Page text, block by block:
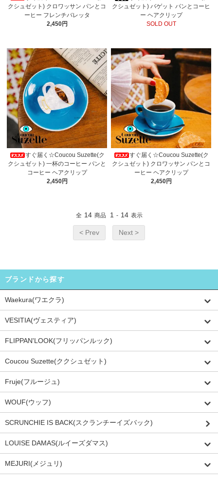
クシュゼット) クロワッサン パンとコ
ーヒー フレンチバレッタ
2,450円
クシュゼット) バゲット パンとコーヒ
ー ヘアクリップ
SOLD OUT
すぐ届く☆Coucou Suzette(ク
クシュゼット) 一杯のコーヒー パンと
コーヒー ヘアクリップ
2,450円
すぐ届く☆Coucou Suzette(ク
クシュゼット) クロワッサン パンとコ
ーヒー ヘアクリップ
2,450円
全 14 商品 1 - 14 表示
< Prev Next >
ブランドから探す
Waekura(ワエクラ)
VESITIA(ヴェスティア)
FLIPPAN'LOOK(フリッパンルック)
Coucou Suzette(ククシュゼット)
Fruje(フルージュ)
WOUF(ウッフ)
SCRUNCHIE IS BACK(スクランチーイズバック)
LOUISE DAMAS(ルイーズダマス)
MEJURI(メジュリ)